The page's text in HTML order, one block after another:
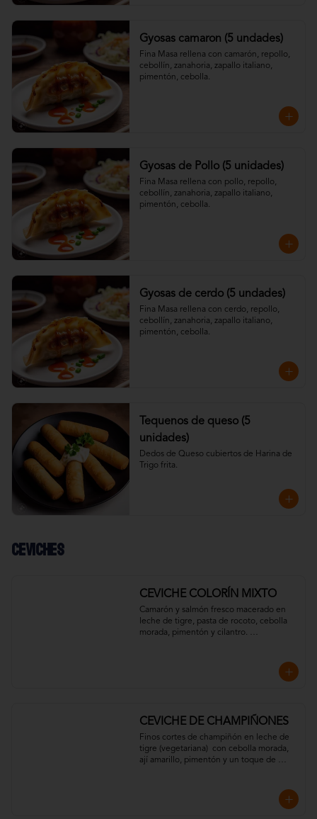
Gyosas camaron (5 undades)
Fina Masa rellena con camarón, repollo,
cebollín, zanahoria, zapallo italiano,
pimentón, cebolla.
Gyosas de Pollo (5 unidades)
Fina Masa rellena con pollo, repollo,
cebollín, zanahoria, zapallo italiano,
pimentón, cebolla.
Gyosas de cerdo (5 undades)
Fina Masa rellena con cerdo, repollo,
cebollín, zanahoria, zapallo italiano,
pimentón, cebolla.
Tequenos de queso (5
unidades)
Dedos de Queso cubiertos de Harina de
Trigo frita.
Ceviches
CEVICHE COLORÍN MIXTO
Camarón y salmón fresco macerado en
leche de tigre, pasta de rocoto, cebolla
morada, pimentón y cilantro.
CEVICHE DE CHAMPIÑONES
Finos cortes de champiñón en leche de
tigre (vegetariana)  con cebolla morada,
ají amarillo, pimentón y un toque de